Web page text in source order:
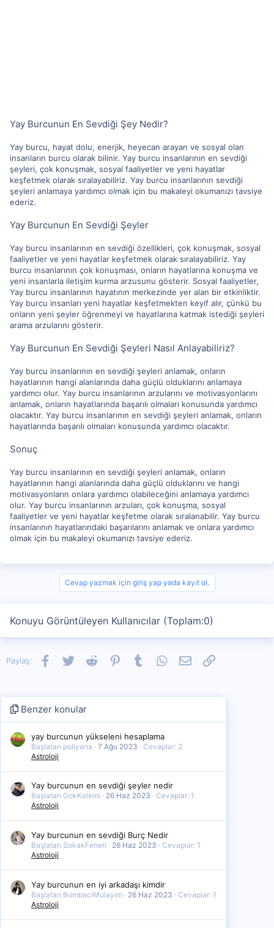
Yay Burcunun En Sevdiği Şey Nedir?
Yay burcu, hayat dolu, enerjik, heyecan arayan ve sosyal olan
insanların burcu olarak bilinir. Yay burcu insanlarının en sevdiği
şeyleri, çok konuşmak, sosyal faaliyetler ve yeni hayatlar
keşfetmek olarak sıralayabiliriz. Yay burcu insanlarının sevdiği
şeyleri anlamaya yardımcı olmak için bu makaleyi okumanızı tavsiye
ederiz.
Yay Burcunun En Sevdiği Şeyler
Yay burcu insanlarının en sevdiği özellikleri, çok konuşmak, sosyal
faaliyetler ve yeni hayatlar keşfetmek olarak sıralayabiliriz. Yay
burcu insanlarının çok konuşması, onların hayatlarına konuşma ve
yeni insanlarla iletişim kurma arzusunu gösterir. Sosyal faaliyetler,
Yay burcu insanlarının hayatının merkezinde yer alan bir etkinliktir.
Yay burcu insanları yeni hayatlar keşfetmekten keyif alır, çünkü bu
onların yeni şeyler öğrenmeyi ve hayatlarına katmak istediği şeyleri
arama arzularını gösterir.
Yay Burcunun En Sevdiği Şeyleri Nasıl Anlayabiliriz?
Yay burcu insanlarının en sevdiği şeyleri anlamak, onların
hayatlarının hangi alanlarında daha güçlü olduklarını anlamaya
yardımcı olur. Yay burcu insanlarının arzularını ve motivasyonlarını
anlamak, onların hayatlarında başarılı olmaları konusunda yardımcı
olacaktır. Yay burcu insanlarının en sevdiği şeyleri anlamak, onların
hayatlarında başarılı olmaları konusunda yardımcı olacaktır.
Sonuç
Yay burcu insanlarının en sevdiği şeyleri anlamak, onların
hayatlarının hangi alanlarında daha güçlü olduklarını ve hangi
motivasyonların onlara yardımcı olabileceğini anlamaya yardımcı
olur. Yay burcu insanlarının arzuları, çok konuşma, sosyal
faaliyetler ve yeni hayatlar keşfetme olarak sıralanabilir. Yay burcu
insanlarının hayatlarındaki başarılarını anlamak ve onlara yardımcı
olmak için bu makaleyi okumanızı tavsiye ederiz.
Cevap yazmak için giriş yap yada kayıt ol.
Konuyu Görüntüleyen Kullanıcılar (Toplam:0)
Paylaş: Facebook
TwitterReddit PinterestTumblrWhatsApp
E-postaLink
Benzer konular
yay burcunun yükseleni hesaplama
Başlatan poliyana 7 Ağu 2023
Cevaplar: 2
Astroloji
Yay burcunun en sevdiği şeyler nedir
Başlatan GokKalemi 26 Haz 2023
Cevaplar: 1
Astroloji
Yay burcunun en sevdiği Burç Nedir
Başlatan SokakFeneri 26 Haz 2023
Cevaplar: 1
Astroloji
Yay burcunun en iyi arkadaşı kimdir
Başlatan BombaciMulayim 26 Haz 2023
Cevaplar: 1
Astroloji